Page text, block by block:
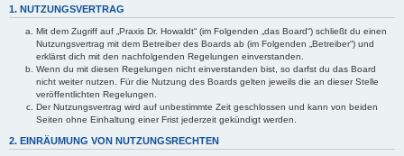
1. NUTZUNGSVERTRAG
Mit dem Zugriff auf „Praxis Dr. Howaldt“ (im Folgenden „das Board“) schließt du einen
Nutzungsvertrag mit dem Betreiber des Boards ab (im Folgenden „Betreiber“) und
erklärst dich mit den nachfolgenden Regelungen einverstanden.
Wenn du mit diesen Regelungen nicht einverstanden bist, so darfst du das Board
nicht weiter nutzen. Für die Nutzung des Boards gelten jeweils die an dieser Stelle
veröffentlichten Regelungen.
Der Nutzungsvertrag wird auf unbestimmte Zeit geschlossen und kann von beiden
Seiten ohne Einhaltung einer Frist jederzeit gekündigt werden.
2. EINRÄUMUNG VON NUTZUNGSRECHTEN